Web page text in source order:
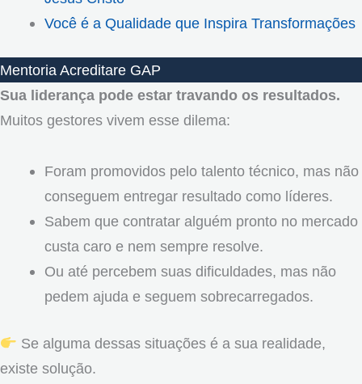
Você é a Qualidade que Inspira Transformações
Mentoria Acreditare GAP
Sua liderança pode estar travando os resultados.
Muitos gestores vivem esse dilema:
Foram promovidos pelo talento técnico, mas não
conseguem entregar resultado como líderes.
Sabem que contratar alguém pronto no mercado
custa caro e nem sempre resolve.
Ou até percebem suas dificuldades, mas não
pedem ajuda e seguem sobrecarregados.
Se alguma dessas situações é a sua realidade,
existe solução.